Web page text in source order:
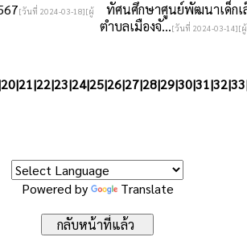
[วันที่ 2024-03-18][ผู้
ทัศนศึกษาศูนย์พัฒนาเด็กเ
ตำบลเมืองจั...[วันที่ 2024-03-14][
20|21|22|23|24|25|26|27|28|29|30|31|32|33
Powered by Translate